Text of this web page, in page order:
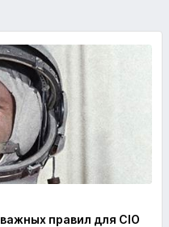
правил для CIO